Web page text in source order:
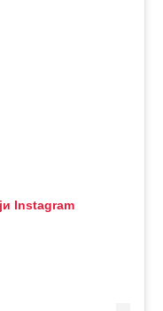
Instagram